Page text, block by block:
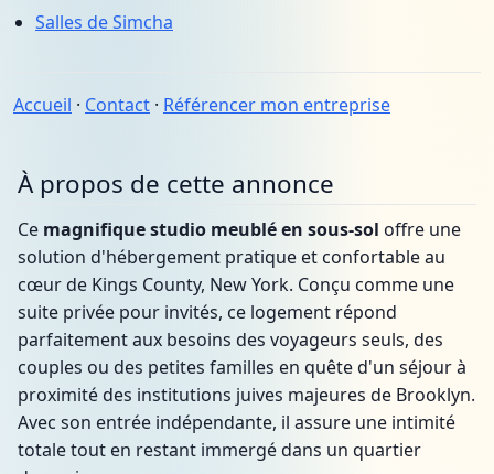
Salles de Simcha
Accueil · Contact · Référencer mon entreprise
À propos de cette annonce
Ce magnifique studio meublé en sous-sol offre une
solution d'hébergement pratique et confortable au
cœur de Kings County, New York. Conçu comme une
suite privée pour invités, ce logement répond
parfaitement aux besoins des voyageurs seuls, des
couples ou des petites familles en quête d'un séjour à
proximité des institutions juives majeures de Brooklyn.
Avec son entrée indépendante, il assure une intimité
totale tout en restant immergé dans un quartier